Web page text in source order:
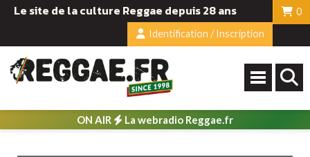
Le site de la culture Reggae depuis 28 ans
0
Identification / Inscription
ON AIR La webradio Reggae.fr